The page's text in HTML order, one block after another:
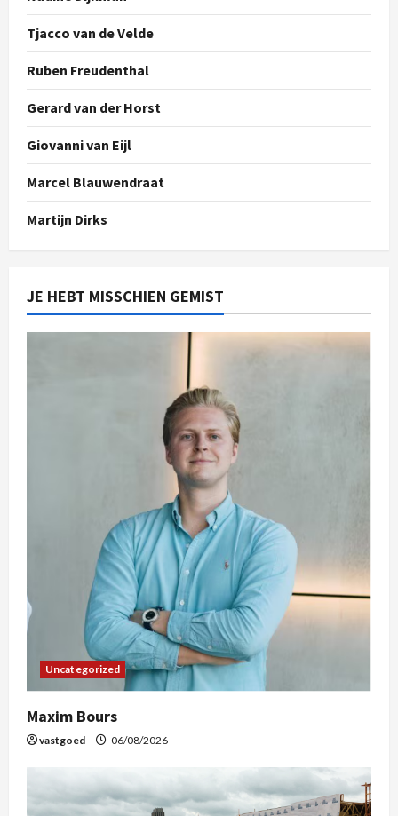
Tjacco van de Velde
Ruben Freudenthal
Gerard van der Horst
Giovanni van Eijl
Marcel Blauwendraat
Martijn Dirks
JE HEBT MISSCHIEN GEMIST
Uncategorized
Maxim Bours
vastgoed 06/08/2026